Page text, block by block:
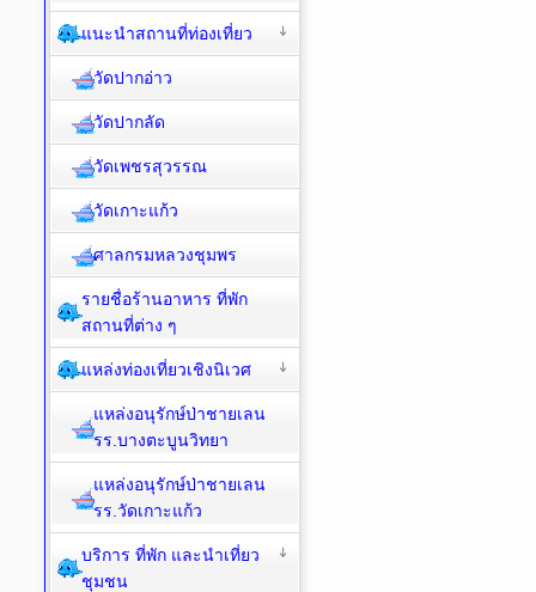
แนะนำสถานที่ท่องเที่ยว
วัดปากอ่าว
วัดปากลัด
วัดเพชรสุวรรณ
วัดเกาะแก้ว
ศาลกรมหลวงชุมพร
รายชื่อร้านอาหาร ที่พัก
สถานที่ต่าง ๆ
แหล่งท่องเที่ยวเชิงนิเวศ
แหล่งอนุรักษ์ป่าชายเลน
รร.บางตะบูนวิทยา
แหล่งอนุรักษ์ป่าชายเลน
รร.วัดเกาะแก้ว
บริการ ที่พัก และนำเที่ยว
ชุมชน